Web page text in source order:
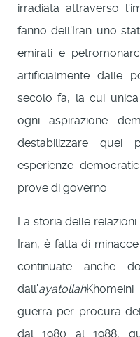
irradiata attraverso
fanno dell'Iran uno
emirati e
artificialmente dalle
secolo fa, la cui
ogni aspirazione
destabilizzare quei
esperienze
prove di governo.
La storia delle
Iran, è fatta di
continuate anche
dall'ayatollah
guerra per procura
dal 1980 al 1988,